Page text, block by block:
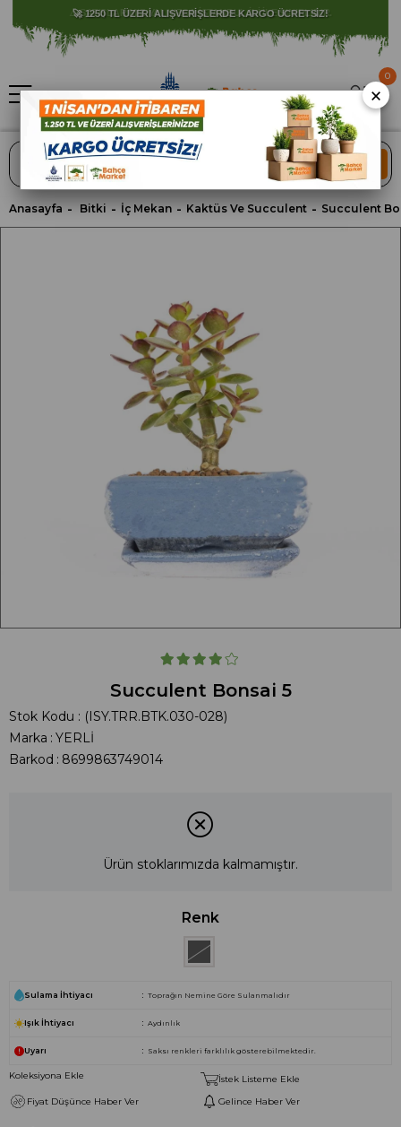
⚠️ SATIŞLARIMIZ YALNIZCA İSTANBUL İLİ İLE SINIRLIDIR.
ARA
0
Anasayfa Bitki İç Mekan Kaktüs Ve Succulent Succulent
Succulent Bonsai 5
Stok Kodu
(ISY.TRR.BTK.030-028)
Marka : YERLİ
Barkod : 8699863749014
Ürün stoklarımızda kalmamıştır.
Renk
Sulama İhtiyacı Toprağın Nemine Göre Sulanmalıdır
Işık İhtiyacı Aydınlık
Uyarı Saksı renkleri farklılık gösterebilmektedir.
Koleksiyona Ekle
İstek Listeme Ekle
Fiyat Düşünce Haber Ver
Gelince Haber Ver
×